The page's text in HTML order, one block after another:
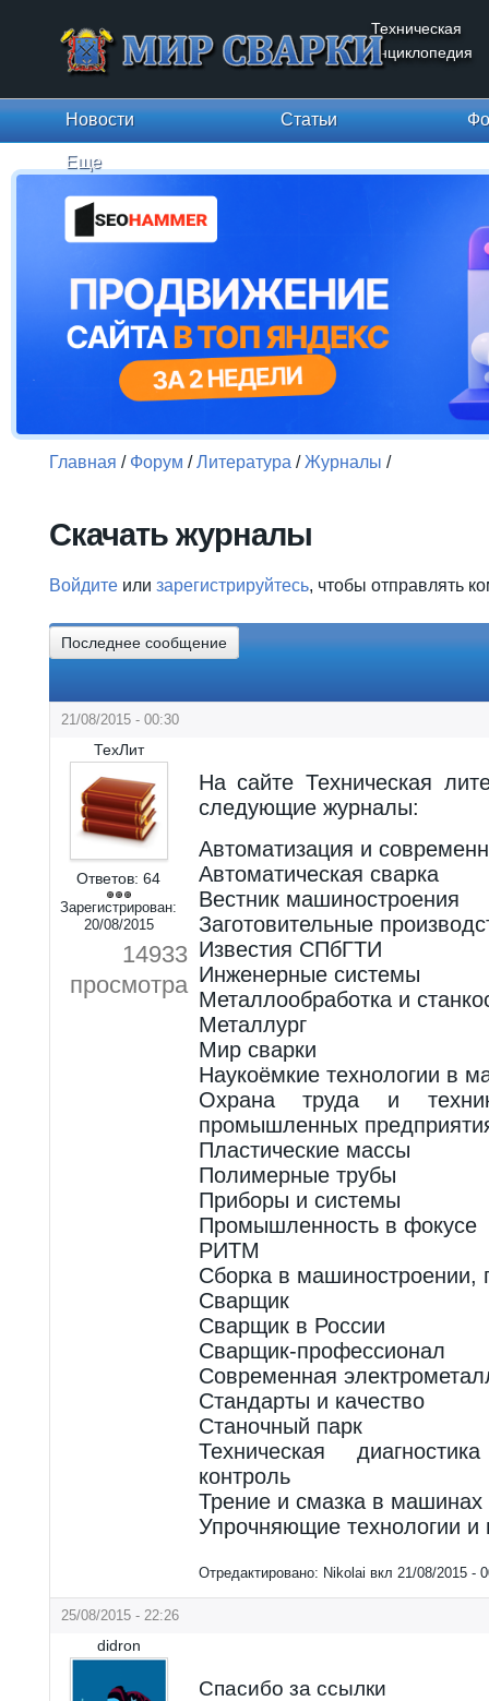
Техническая
энциклопедия
Новости Статьи
Еще
Главная / Форум /Литература /Журналы /
Скачать журналы
Войдите или зарегистрируйтесь, чтобы отправлять
Последнее сообщение
21/08/2015 - 00:30
ТехЛит
Ответов: 64
Зарегистрирован:
20/08/2015
На сайте Техническая
следующие журналы:
Автоматизация и
Автоматическая сварка
Вестник машиностроения
Заготовительные
Известия СПбГТИ
Инженерные системы
Металлообработка и
Металлург
Мир сварки
Наукоёмкие технологии в
Охрана труда и
промышленных
Пластические массы
Полимерные трубы
Приборы и системы
Промышленность в фокусе
РИТМ
Сборка в машиностроении,
Сварщик
Сварщик в России
Сварщик-профессионал
Современная
Стандарты и качество
Станочный парк
Техническая
контроль
Трение и смазка в
Упрочняющие технологии и
Отредактировано: Nikolai вкл 21/08/2015 -
14933
просмотра
25/08/2015 - 22:26
didron
Спасибо за ссылки